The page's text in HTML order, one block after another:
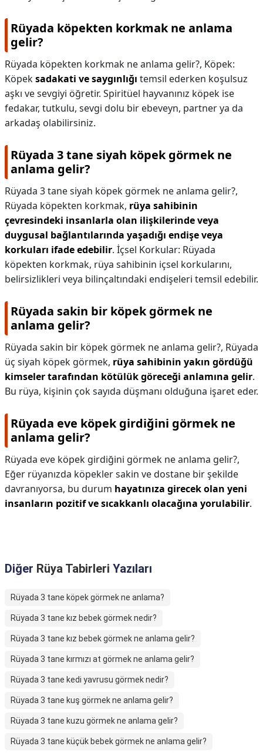
Rüyada köpekten korkmak ne anlama
gelir?
Rüyada köpekten korkmak ne anlama gelir?, Köpek:
Köpeksadakati ve saygınlığı temsil ederken koşulsuz
aşkı ve sevgiyi öğretir. Spiritüel hayvanınız köpek ise
fedakar, tutkulu, sevgi dolu bir ebeveyn, partner ya da
arkadaş olabilirsiniz.
Rüyada 3 tane siyah köpek görmek ne
anlama gelir?
Rüyada 3 tane siyah köpek görmek ne anlama gelir?,
Rüyada köpekten korkmak, rüya sahibinin
çevresindeki insanlarla olan ilişkilerinde veya
duygusal bağlantılarında yaşadığı endişe veya
korkuları ifade edebilir. İçsel Korkular: Rüyada
köpekten korkmak, rüya sahibinin içsel korkularını,
belirsizlikleri veya bilinçaltındaki endişeleri temsil edebilir.
Rüyada sakin bir köpek görmek ne
anlama gelir?
Rüyada sakin bir köpek görmek ne anlama gelir?, Rüyada
üç siyah köpek görmek, rüya sahibinin yakın gördüğü
kimseler tarafından kötülük göreceği anlamına gelir.
Bu rüya, kişinin çok sayıda düşmanı olduğuna işaret eder.
Rüyada eve köpek girdiğini görmek ne
anlama gelir?
Rüyada eve köpek girdiğini görmek ne anlama gelir?,
Eğer rüyanızda köpekler sakin ve dostane bir şekilde
davranıyorsa, bu durum hayatınıza girecek olan yeni
insanların pozitif ve sıcakkanlı olacağına yorulabilir.
Diğer Rüya Tabirleri Yazıları
Rüyada 3 tane köpek görmek ne anlama?
Rüyada 3 tane kız bebek görmek nedir?
Rüyada 3 tane kız bebek görmek ne anlama gelir?
Rüyada 3 tane kırmızı at görmek ne anlama gelir?
Rüyada 3 tane kedi yavrusu görmek nedir?
Rüyada 3 tane kuş görmek ne anlama gelir?
Rüyada 3 tane kuzu görmek ne anlama gelir?
Rüyada 3 tane küçük bebek görmek ne anlama gelir?